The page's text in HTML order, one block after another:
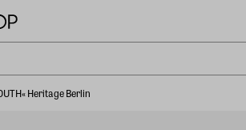
Heritage Berlin